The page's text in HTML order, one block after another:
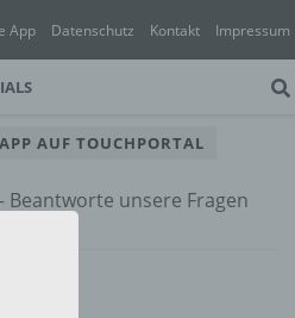
App Datenschutz Kontakt Impressum
AUF TOUCHPORTAL
Beantworte unsere Fragen